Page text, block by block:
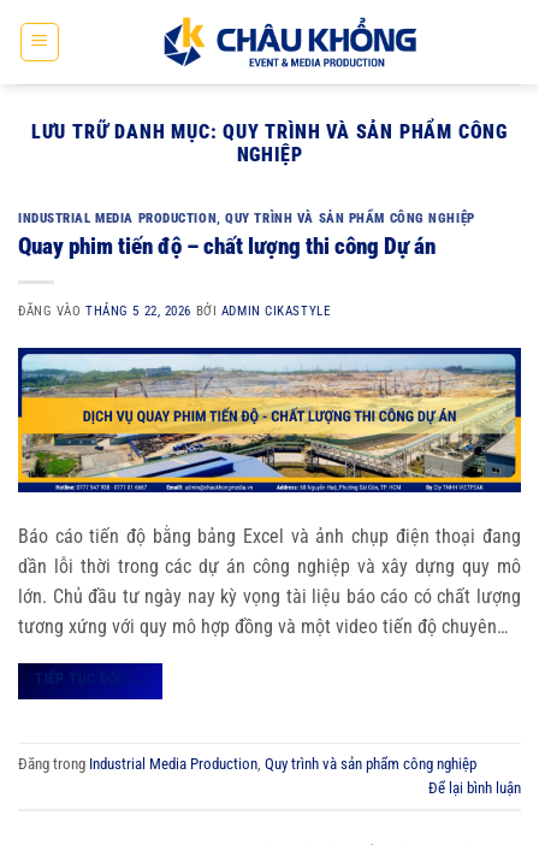
LƯU TRỮ DANH MỤC:QUY TRÌNH VÀ SẢN PHẨM CÔNG
NGHIỆP
INDUSTRIAL MEDIA PRODUCTION,QUY TRÌNH VÀ SẢN PHẨM CÔNG NGHIỆP
Quay phim tiến độ – chất lượng thi công Dự án
ĐĂNG VÀOTHÁNG 5 22, 2026 BỞI ADMIN CIKASTYLE
Báo cáo tiến độ bằng bảng Excel và ảnh chụp điện thoại đang
dần lỗi thời trong các dự án công nghiệp và xây dựng quy mô
lớn. Chủ đầu tư ngày nay kỳ vọng tài liệu báo cáo có chất lượng
tương xứng với quy mô hợp đồng và một video tiến độ chuyên…
TIẾP TỤC ĐỌC →
Đăng trong Industrial Media Production Quy trình và sản phẩm công nghiệp
Để lại bình luận